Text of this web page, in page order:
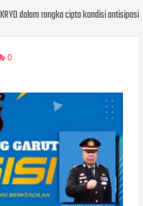
dalam rangka cipta kondisi
0